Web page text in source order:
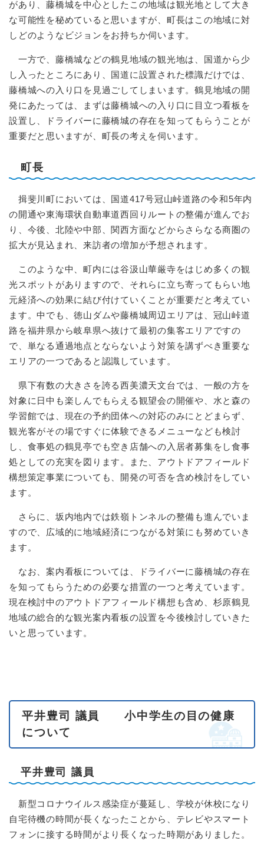
があり、藤橋城を中心としたこの地域は観光地として大き
な可能性を秘めていると思いますが、町長はこの地域に対
しどのようなビジョンをお持ちか伺います。
一方で、藤橋城などの鶴見地域の観光地は、国道から少
し入ったところにあり、国道に設置された標識だけでは、
藤橋城への入り口を見過ごしてしまいます。鶴見地域の開
発にあたっては、まずは藤橋城への入り口に目立つ看板を
設置し、ドライバーに藤橋城の存在を知ってもらうことが
重要だと思いますが、町長の考えを伺います。
町長
揖斐川町においては、国道417号冠山峠道路の令和5年内
の開通や東海環状自動車道西回りルートの整備が進んでお
り、今後、北陸や中部、関西方面などからさらなる商圏の
拡大が見込まれ、来訪者の増加が予想されます。
このような中、町内には谷汲山華厳寺をはじめ多くの観
光スポットがありますので、それらに立ち寄ってもらい地
元経済への効果に結び付けていくことが重要だと考えてい
ます。中でも、徳山ダムや藤橋城周辺エリアは、冠山峠道
路を福井県から岐阜県へ抜けて最初の集客エリアですの
で、単なる通過地点とならないよう対策を講ずべき重要な
エリアの一つであると認識しています。
県下有数の大きさを誇る西美濃天文台では、一般の方を
対象に日中も楽しんでもらえる観望会の開催や、水と森の
学習館では、現在の予約団体への対応のみにとどまらず、
観光客がその場ですぐに体験できるメニューなども検討
し、食事処の鶴見亭でも空き店舗への入居者募集をし食事
処としての充実を図ります。また、アウトドアフィールド
構想策定事業についても、開発の可否を含め検討をしてい
ます。
さらに、坂内地内では鉄嶺トンネルの整備も進んでいま
すので、広域的に地域経済につながる対策にも努めていき
ます。
なお、案内看板については、ドライバーに藤橋城の存在
を知ってもらうための必要な措置の一つと考えています。
現在検討中のアウトドアフィールド構想も含め、杉原鶴見
地域の総合的な観光案内看板の設置を今後検討していきた
いと思っています。
平井豊司 議員 小中学生の目の健康
について
平井豊司 議員
新型コロナウイルス感染症が蔓延し、学校が休校になり
自宅待機の時間が長くなったことから、テレビやスマート
フォンに接する時間がより長くなった時期がありました。